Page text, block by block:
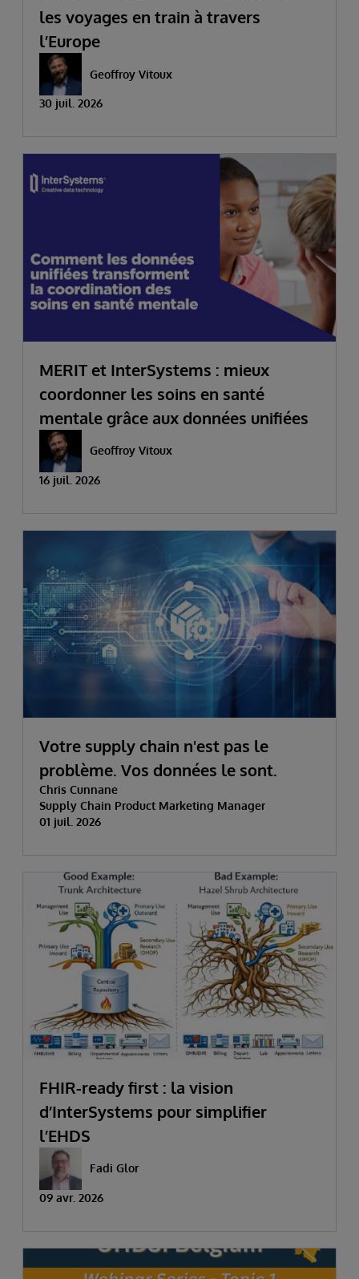
les voyages en train à travers
l’Europe
Geoffroy Vitoux
30 juil. 2026
MERIT et InterSystems : mieux
coordonner les soins en santé
mentale grâce aux données unifiées
Geoffroy Vitoux
16 juil. 2026
Votre supply chain n'est pas le
problème. Vos données le sont.
Chris Cunnane
Supply Chain Product Marketing Manager
01 juil. 2026
FHIR-ready first : la vision
d’InterSystems pour simplifier
l’EHDS
Fadi Glor
09 avr. 2026